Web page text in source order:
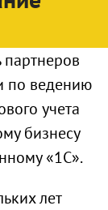
партнеров
по ведению
учета
бизнесу
«1С».
лет